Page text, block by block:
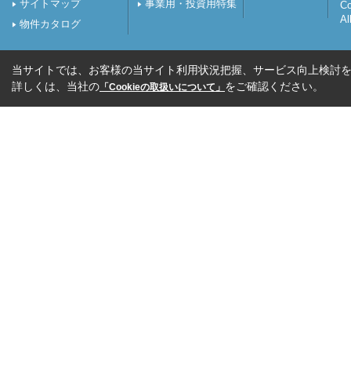
サイトマップ
物件カタログ
事業用・投資用特集
当サイトでは、お客様の当サイト利用状況把握、サービス向上検討
詳しくは、当社の 「Cookieの取扱いについて」 をご確認ください。